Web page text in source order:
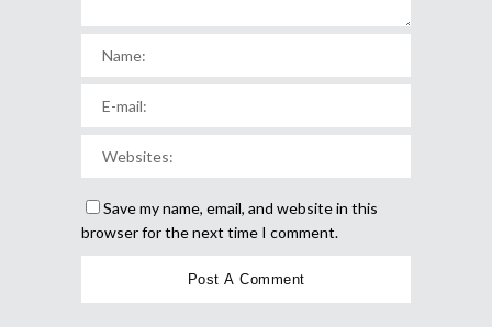
Save my name, email, and website in this
browser for the next time I comment.